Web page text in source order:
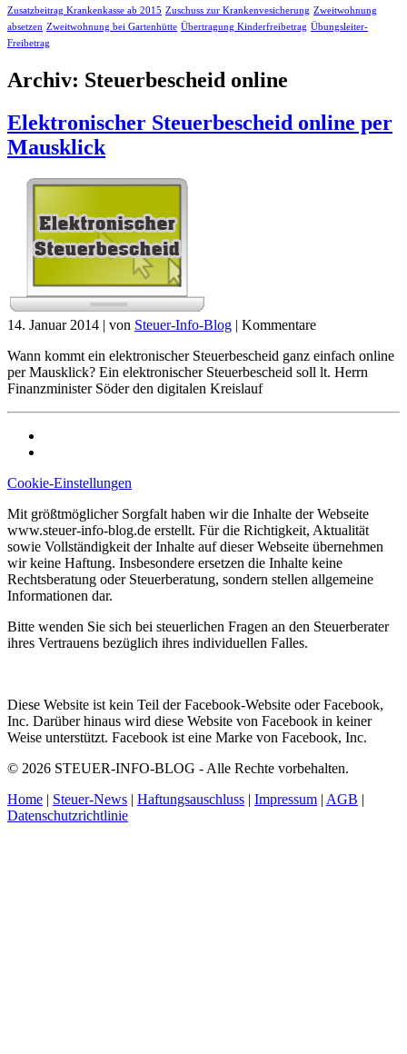
Zusatzbeitrag Krankenkasse ab 2015 Zuschuss zur Krankenvesicherung Zweitwohnung
absetzen Zweitwohnung bei Gartenhütte Übertragung Kinderfreibetrag Übungsleiter-
Freibetrag
Archiv: Steuerbescheid online
Elektronischer Steuerbescheid online per
Mausklick
14. Januar 2014 | von Steuer-Info-Blog | Kommentare
Wann kommt ein elektronischer Steuerbescheid ganz einfach online
per Mausklick? Ein elektronischer Steuerbescheid soll lt. Herrn
Finanzminister Söder den digitalen Kreislauf
Cookie-Einstellungen
Mit größtmöglicher Sorgfalt haben wir die Inhalte der Webseite
www.steuer-info-blog.de erstellt. Für die Richtigkeit, Aktualität
sowie Vollständigkeit der Inhalte auf dieser Webseite übernehmen
wir keine Haftung. Insbesondere ersetzen die Inhalte keine
Rechtsberatung oder Steuerberatung, sondern stellen allgemeine
Informationen dar.
Bitte wenden Sie sich bei steuerlichen Fragen an den Steuerberater
ihres Vertrauens bezüglich ihres individuellen Falles.
Diese Website ist kein Teil der Facebook-Website oder Facebook,
Inc. Darüber hinaus wird diese Website von Facebook in keiner
Weise unterstützt. Facebook ist eine Marke von Facebook, Inc.
© 2026 STEUER-INFO-BLOG - Alle Rechte vorbehalten.
Home | Steuer-News | Haftungsauschluss | Impressum | AGB |
Datenschutzrichtlinie